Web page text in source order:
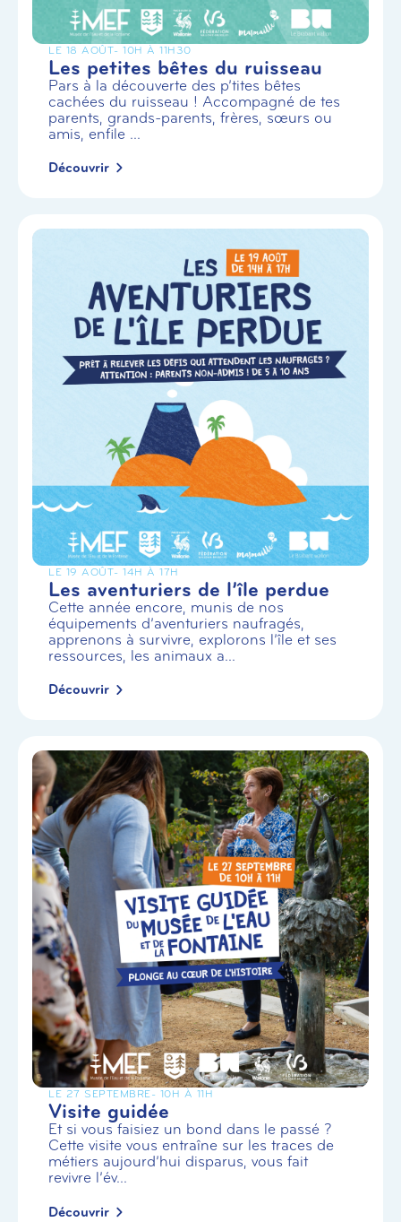
LE 18 AOÛT- 10H À 11H30
Les petites bêtes du ruisseau
Pars à la découverte des p’tites bêtes
cachées du ruisseau ! Accompagné de tes
parents, grands-parents, frères, sœurs ou
amis, enfile ...
Découvrir
LE 19 AOÛT- 14H À 17H
Les aventuriers de l’île perdue
Cette année encore, munis de nos
équipements d’aventuriers naufragés,
apprenons à survivre, explorons l’île et ses
ressources, les animaux a...
Découvrir
LE 27 SEPTEMBRE- 10H À 11H
Visite guidée
Et si vous faisiez un bond dans le passé ?
Cette visite vous entraîne sur les traces de
métiers aujourd’hui disparus, vous fait
revivre l’év...
Découvrir